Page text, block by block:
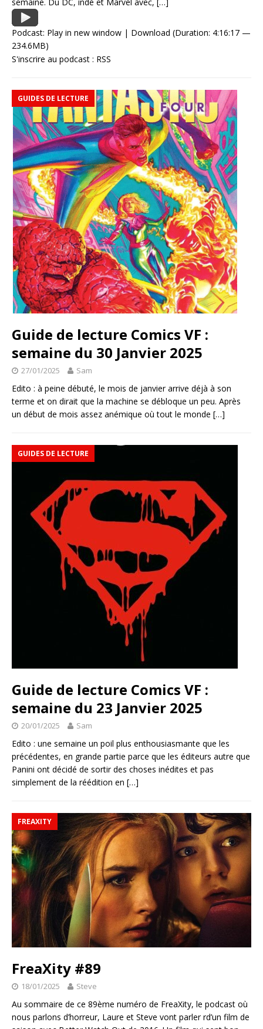
Podcast: Play in new window | Download (Duration: 4:16:17 —
234.6MB)
S'inscrire au podcast : RSS
GUIDES DE LECTURE
Guide de lecture Comics VF :
semaine du 30 Janvier 2025
27/01/2025 Sam
Edito : à peine débuté, le mois de janvier arrive déjà à son
terme et on dirait que la machine se débloque un peu. Après
un début de mois assez anémique où tout le monde […]
GUIDES DE LECTURE
Guide de lecture Comics VF :
semaine du 23 Janvier 2025
20/01/2025 Sam
Edito : une semaine un poil plus enthousiasmante que les
précédentes, en grande partie parce que les éditeurs autre que
Panini ont décidé de sortir des choses inédites et pas
simplement de la réédition en […]
FREAXITY
FreaXity #89
18/01/2025 Steve
Au sommaire de ce 89ème numéro de FreaXity, le podcast où
nous parlons d’horreur, Laure et Steve vont parler rd’un film de